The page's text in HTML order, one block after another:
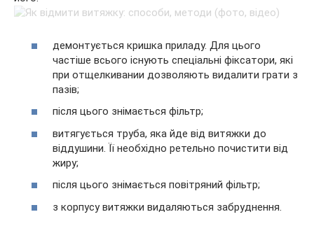
демонтується кришка приладу. Для цього
частіше всього існують спеціальні фіксатори, які
при отщелкивании дозволяють видалити грати з
пазів;
після цього знімається фільтр;
витягується труба, яка йде від витяжки до
віддушини. Її необхідно ретельно почистити від
жиру;
після цього знімається повітряний фільтр;
з корпусу витяжки видаляються забруднення.